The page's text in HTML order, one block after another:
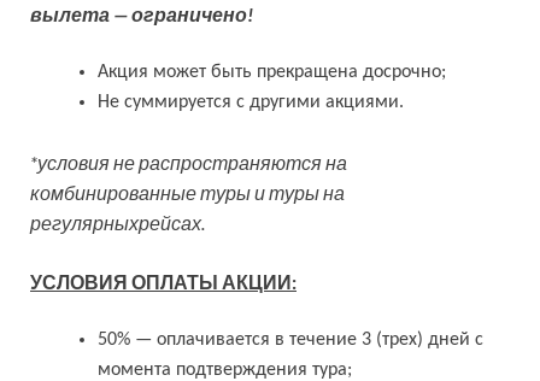
вылета — ограничено!
Акция может быть прекращена досрочно;
Не суммируется с другими акциями.
*условия не распространяются на
комбинированные туры и туры на
регулярныхрейсах.
УСЛОВИЯ ОПЛАТЫ АКЦИИ:
50% — оплачивается в течение 3 (трех) дней с
момента подтверждения тура;